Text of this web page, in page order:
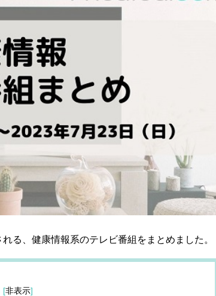
る、健康情報系のテレビ番組をまとめました。
[非表示]